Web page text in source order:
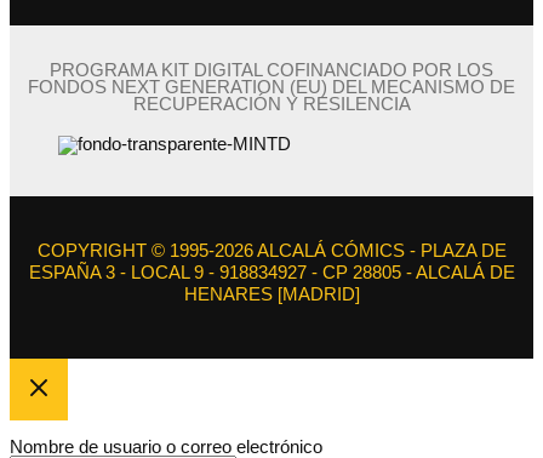
PROGRAMA KIT DIGITAL COFINANCIADO POR LOS
FONDOS NEXT GENERATION (EU) DEL MECANISMO DE
RECUPERACIÓN Y RESILENCIA
COPYRIGHT © 1995-2026 ALCALÁ CÓMICS - PLAZA DE
ESPAÑA 3 - LOCAL 9 - 918834927 - CP 28805 - ALCALÁ DE
HENARES [MADRID]
Nombre de usuario o correo electrónico